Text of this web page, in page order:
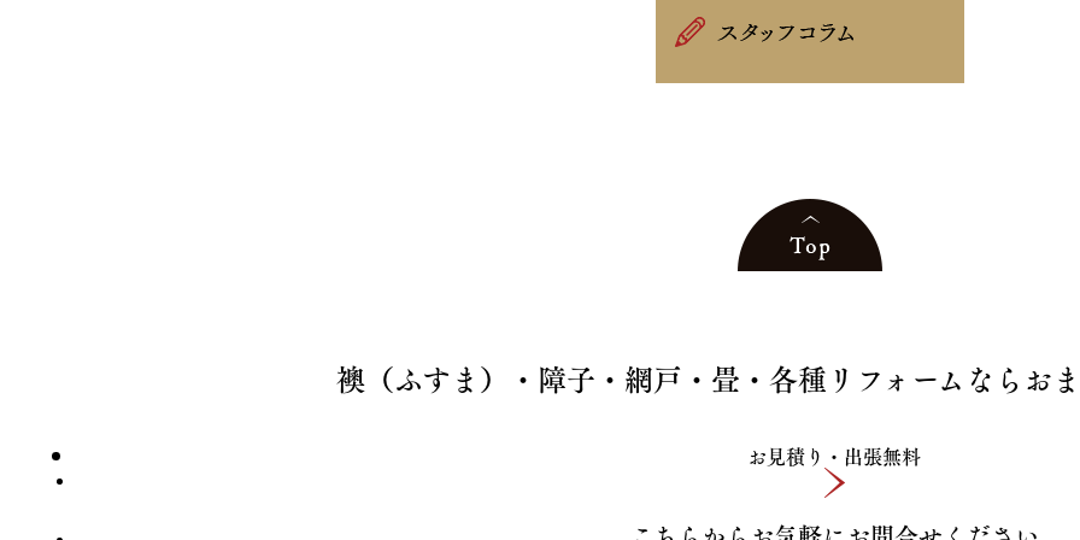
襖（ふすま）・障子・網戸・畳・各種リフォームならお
お見積り・出張無料